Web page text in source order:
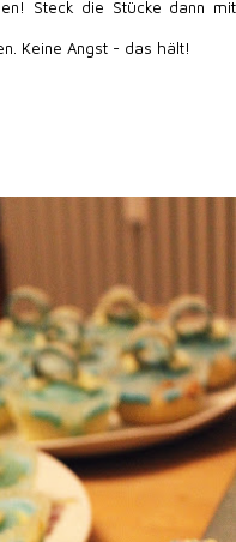
Steck die Stücke dann mit
Keine Angst - das hält!